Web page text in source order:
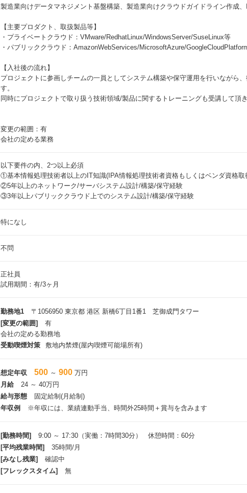
製造業向けデータマネジメント基盤構築、製造業向けクラウドガイドライン作成
【主要プロダクト、取扱製品等】
・プライベートクラウド：VMware/RedhatLinux/WindowsServer/SuseLinux等
・パブリッククラウド：AmazonWebServices/MicrosoftAzure/
【入社後の流れ】
プロジェクトに参画しチームの一員としてシステム構築や保守運用を行いながら
す。
同時にプロジェクトで取り扱う技術領域/製品に関するトレーニングも受講して頂
変更の範囲：有
会社の定める業務
以下要件の内、2つ以上必須
①基本情報処理技術者以上のIT知識(IPA情報処理技術者資格もしくはベンダ資格取
②5年以上のネットワーク/サーバシステム設計/構築/保守経験
③3年以上パブリッククラウド上でのシステム設計/構築/保守経験
特になし
不問
正社員
試用期間：有/3ヶ月
勤務地1
〒1056950 東京都 港区 新橋6丁目1番1 芝御成門タワー
[変更の範囲]
有
会社の定める勤務地
受動喫煙対策
敷地内禁煙(屋内喫煙可能場所有)
想定年収 500 ～ 900 万円
月給
24 ～ 40万円
給与形態
固定給制(月給制)
年収例
※年収には、業績連動手当、時間外25時間＋賞与を含みます
[勤務時間]
9:00 ～ 17:30（実働：7時間30分） 休憩時間：60分
[平均残業時間]
35時間/月
[みなし残業]
確認中
[フレックスタイム]
無